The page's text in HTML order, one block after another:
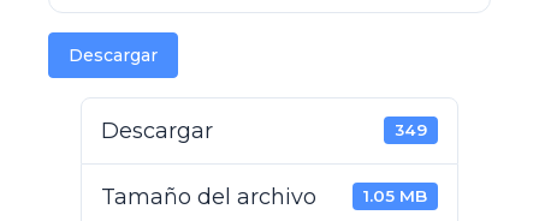
Descargar
Descargar 349
Tamaño del archivo 1.05 MB